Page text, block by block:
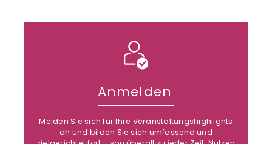
Anmelden
Melden Sie sich für Ihre Veranstal­tungshighlights
an und bilden Sie sich umfassend und